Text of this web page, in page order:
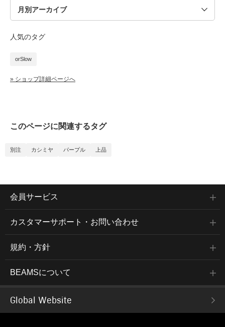
人気のタグ
orSlow
» ショップ詳細ページへ
このページに関連するタグ
別注 カシミヤ パープル 上品
会員サービス
カスタマーサポート・お問い合わせ
規約・方針
BEAMSについて
Global Website